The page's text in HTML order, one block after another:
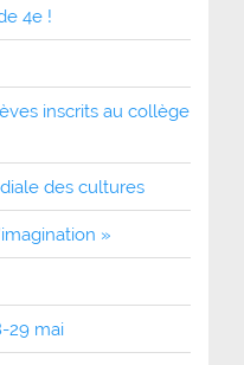
4e !
inscrits au collège
des cultures
»
29 mai